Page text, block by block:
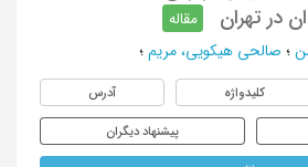
در تهران
مقاله
؛ صالحی هیکویی، مریم ؛
کلیدواژه آدرس
پیشنهاد دیگران